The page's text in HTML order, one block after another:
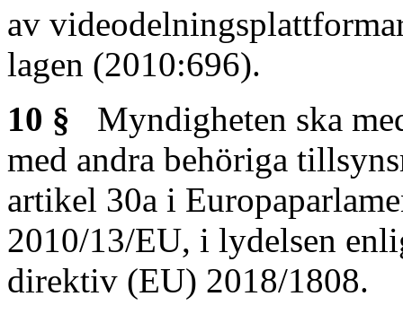
av
lagen (2010:696).
10 § Myndigheten ska
med andra behöriga
artikel 30a i
2010/13/EU, i lydelsen
direktiv (EU) 2018/1808.